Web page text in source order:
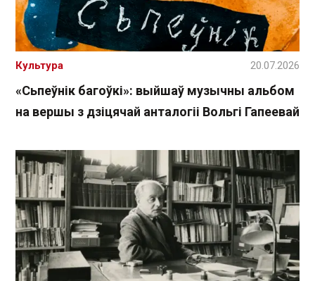
«Сьпеўнік багоўкі»: выйшаў музычны альбом
на вершы з дзіцячай анталогіі Вольгі Гапеевай
Культура 20.07.2026